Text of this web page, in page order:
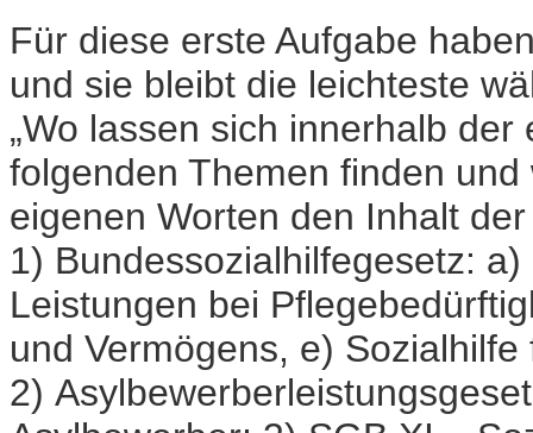
Für diese erste Aufgabe
und sie bleibt die leichteste
„Wo lassen sich innerhalb
folgenden Themen finden
eigenen Worten den Inhalt
1) Bundessozialhilfegesetz:
Leistungen bei
und Vermögens, e) Sozialhilfe
2)